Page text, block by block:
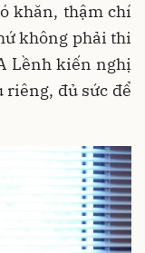
khăn, thậm chí
không phải thi
Lềnh kiến ​​nghị
riêng, đủ sức để